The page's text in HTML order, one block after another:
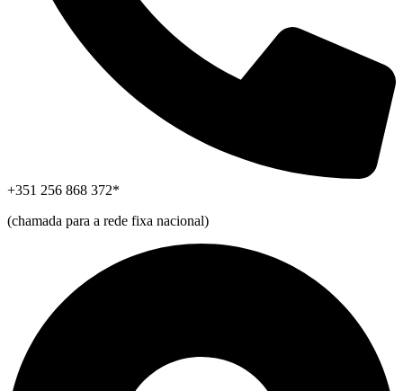
+351 256 868 372*
(chamada para a rede fixa nacional)